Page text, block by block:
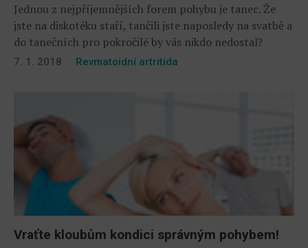
Jednou z nejpříjemnějších forem pohybu je tanec. Že
jste na diskotéku staří, tančili jste naposledy na svatbě a
do tanečních pro pokročilé by vás nikdo nedostal?
7. 1. 2018 Revmatoidní artritida
Vraťte kloubům kondici správným pohybem!